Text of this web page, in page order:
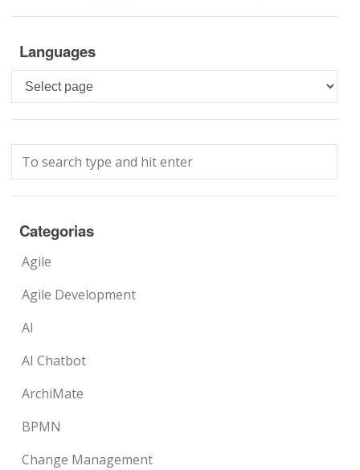
Languages
Languages
Categorias
Agile
Agile Development
AI
AI Chatbot
ArchiMate
BPMN
Change Management